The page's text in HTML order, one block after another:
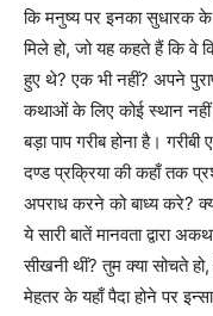
कि मनुष्य पर इनका सुधारक
मिले हो, जो यह कहते हैं कि वे
हुए थे? एक भी नहीं? अपने
कथाओं के लिए कोई स्थान नहीं
बड़ा पाप गरीब होना है।
दण्ड प्रक्रिया की कहाँ तक
अपराध करने को बाध्य करे?
ये सारी बातें मानवता
सीखनी थीं? तुम क्या सोचते
मेहतर के यहाँ पैदा होने पर